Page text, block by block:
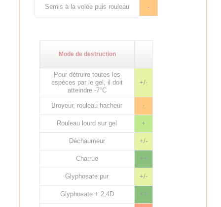
Semis à la volée puis rouleau -
Mode de destruction
Pour détruire toutes les
espèces par le gel, il doit
atteindre -7°C
+/-
Broyeur, rouleau hacheur -
Rouleau lourd sur gel +
Déchaumeur +/-
Charrue ++
Glyphosate pur +/-
Glyphosate + 2,4D ++